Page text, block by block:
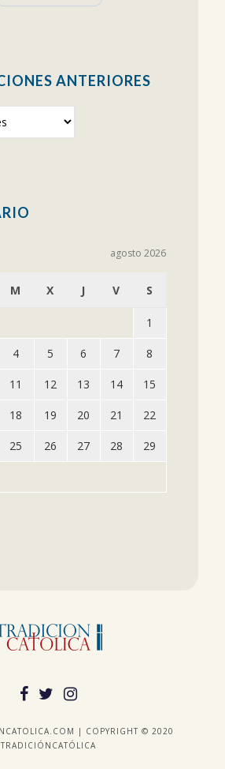
ANTERIORES
agosto 2026
M X J V S
1
4 5 6 7 8
11 12 13 14 15
18 19 20 21 22
25 26 27 28 29
| COPYRIGHT © 2020
TRADICIÓNCATÓLICA